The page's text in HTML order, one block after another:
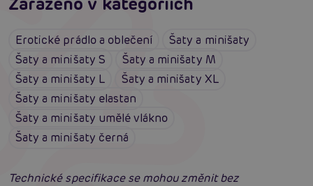
Erotické prádlo a oblečení
Šaty a minišaty
Šaty a minišaty S
Šaty a minišaty M
Šaty a minišaty L
Šaty a minišaty XL
Šaty a minišaty elastan
Šaty a minišaty umělé vlákno
Šaty a minišaty černá
Technické specifikace se mohou změnit bez